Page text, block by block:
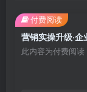
此内容为付费阅
付费阅读